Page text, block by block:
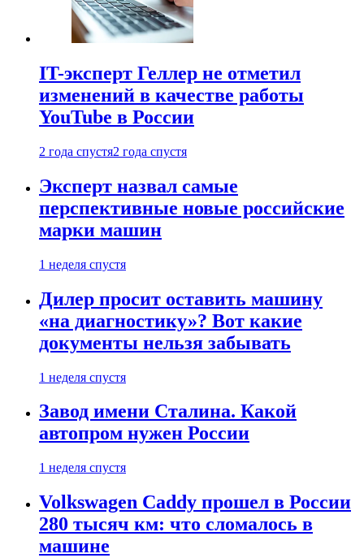
IT-эксперт Геллер не отметил
изменений в качестве работы
YouTube в России
2 года спустя2 года спустя
Эксперт назвал самые
перспективные новые российские
марки машин
1 неделя спустя
Дилер просит оставить машину
«на диагностику»? Вот какие
документы нельзя забывать
1 неделя спустя
Завод имени Сталина. Какой
автопром нужен России
1 неделя спустя
Volkswagen Caddy прошел в России
280 тысяч км: что сломалось в
машине